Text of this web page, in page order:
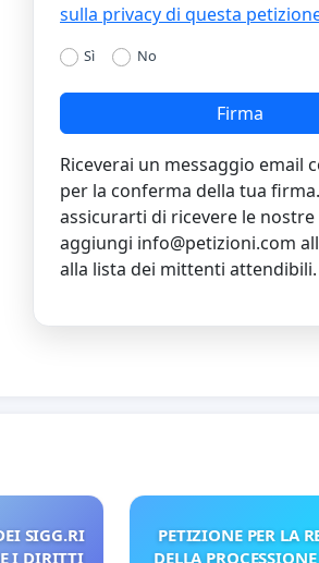
sulla privacy di questa
Sì No
Firma
Riceverai un messaggio email
per la conferma della tua
assicurarti di ricevere le nostre
aggiungi info@petizioni.com
alla lista dei mittenti attendibili.
SIGG.RI
I DIRITTI
PETIZIONE PER LA
DELLA